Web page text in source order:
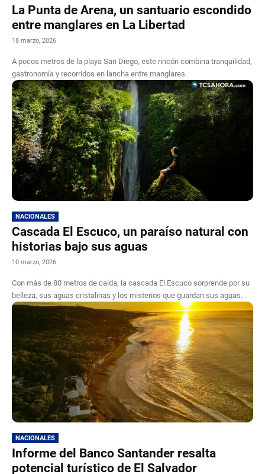
La Punta de Arena, un santuario escondido
entre manglares en La Libertad
18 marzo, 2026
A pocos metros de la playa San Diego, este rincón combina tranquilidad,
gastronomía y recorridos en lancha entre manglares.
NACIONALES
Cascada El Escuco, un paraíso natural con
historias bajo sus aguas
10 marzo, 2026
Con más de 80 metros de caída, la cascada El Escuco sorprende por su
belleza, sus aguas cristalinas y los misterios que guardan sus aguas.
NACIONALES
Informe del Banco Santander resalta
potencial turístico de El Salvador